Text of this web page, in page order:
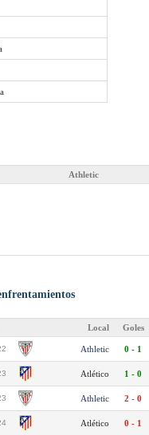
Athletic
Local Goles
Athletic 0 - 1
Atlético 1 - 0
Athletic 2 - 0
Atlético 0 - 1